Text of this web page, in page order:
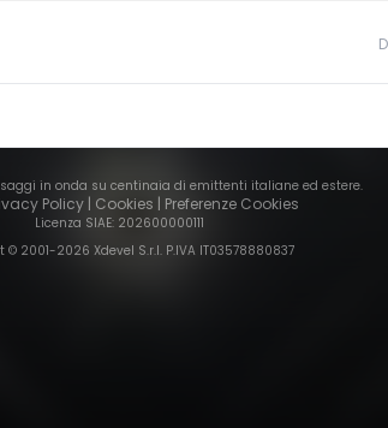
in onda su centinaia di emittenti italiane ed estere.
Policy | Cookies | Preferenze Cookies
Licenza SIAE: 202600000111
© 2001-2026 Xdevel S.r.l. P.IVA IT03578880837